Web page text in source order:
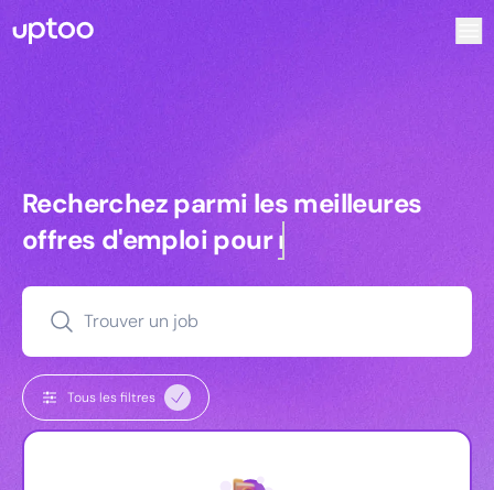
Recherchez parmi les meilleures
Recherchez parmi les meilleures
offres d'emploi pourmanagers
Trouver un job
Tous les filtres